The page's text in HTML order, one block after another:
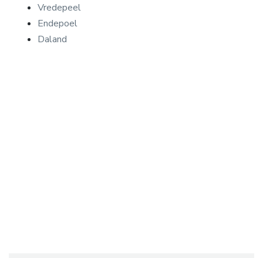
Vredepeel
Endepoel
Daland